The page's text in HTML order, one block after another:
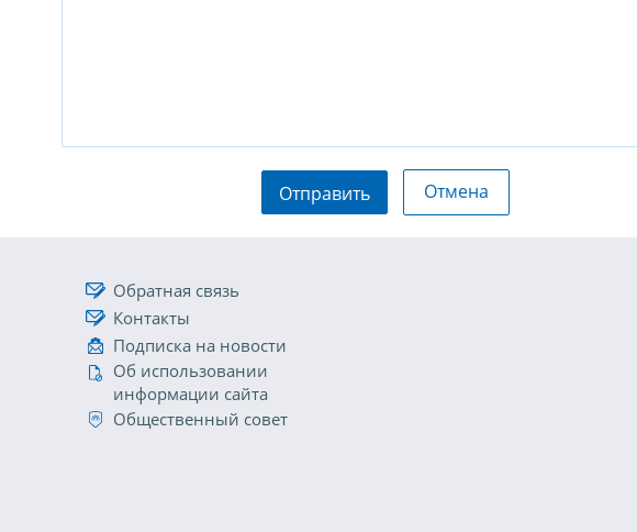
Отправить Отмена
Обратная связь
Контакты
Подписка на новости
Об использовании
информации сайта
Общественный совет